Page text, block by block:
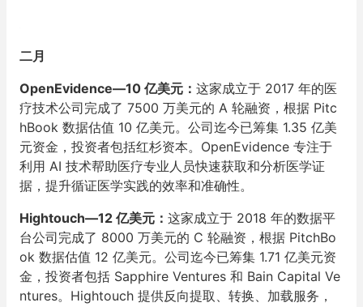
二月
OpenEvidence—10 亿美元： 这家成立于 2017 年的医
疗技术公司完成了 7500 万美元的 A 轮融资，根据 Pitc
hBook 数据估值 10 亿美元。公司迄今已筹集 1.35 亿美
元资金，投资者包括红杉资本。OpenEvidence 专注于
利用 AI 技术帮助医疗专业人员快速获取和分析医学证
据，提升循证医学实践的效率和准确性。
Hightouch—12 亿美元： 这家成立于 2018 年的数据平
台公司完成了 8000 万美元的 C 轮融资，根据 PitchBo
ok 数据估值 12 亿美元。公司迄今已筹集 1.71 亿美元资
金，投资者包括 Sapphire Ventures 和 Bain Capital Ve
ntures。Hightouch 提供反向提取、转换、加载服务，